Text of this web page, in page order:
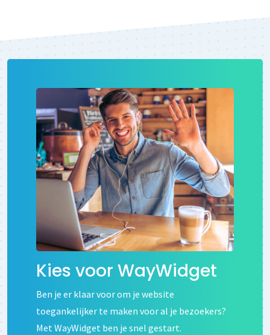
Kies voor WayWidget
Ben je er klaar voor om je website
toegankelijker te maken voor al je bezoekers?
Met WayWidget ben je snel gestart.